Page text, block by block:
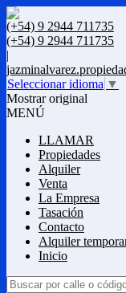
(+54) 9 2944 711735
(+54) 9 2944 711735
|
Seleccionar idioma ▼
Mostrar original
MENÚ
LLAMAR
Propiedades
Alquiler
Venta
La Empresa
Tasación
Contacto
Alquiler
Inicio